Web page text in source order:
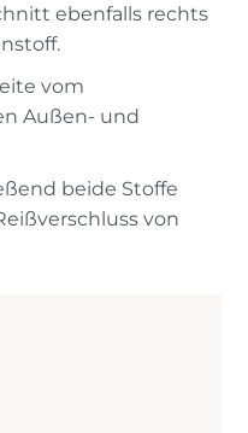
ebenfalls rechts
vom
Außen- und
beide Stoffe
von